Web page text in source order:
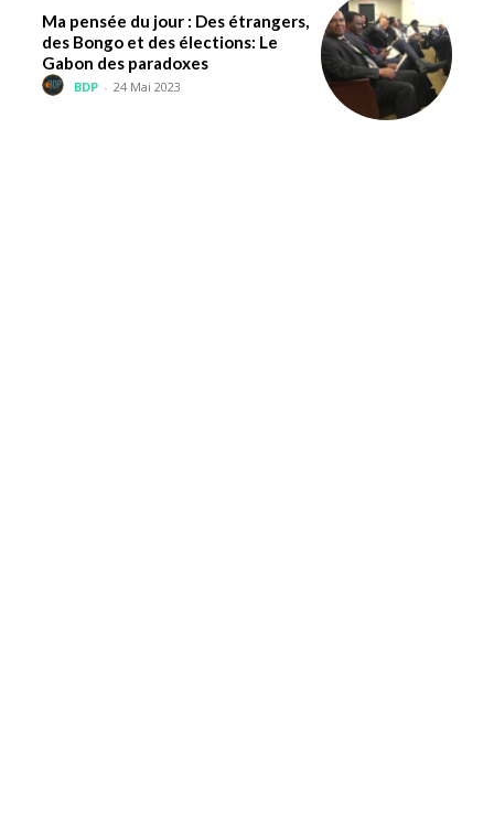
Ma pensée du jour : Des étrangers,
des Bongo et des élections: Le
Gabon des paradoxes
BDP - 24 Mai 2023